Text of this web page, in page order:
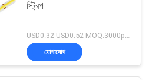
স্ট্রিপ
USD0.32-USD0.52 MOQ:3000pcs
যোগাযোগ